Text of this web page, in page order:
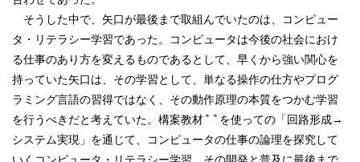
そうした中で、矢口が最後まで取組んでいたのは、コンピュー
タ・リテラシー学習であった。コンピュータは今後の社会におけ
る仕事のあり方を変えるものであるとして、早くから強い関心を
持っていた矢口は、その学習として、単なる操作の仕方やプログ
ラミング言語の習得ではなく、その動作原理の本質をつかむ学習
を行うべきだと考えていた。構案教材 ＊＊ を使っての「回路形成→
システム実現」を通じて、コンピュータの仕事の論理を探究して